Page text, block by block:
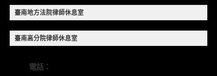
訓課程（雲嘉南場）錄取通知已發送
本會訂於115年8月15日(六)上午舉辦「使用AI如何幫
助整理資訊?談法律工作中的應用與風險」課程(8/7
臺南地方法院律師休息室
臺南高分院律師休息室
電話：